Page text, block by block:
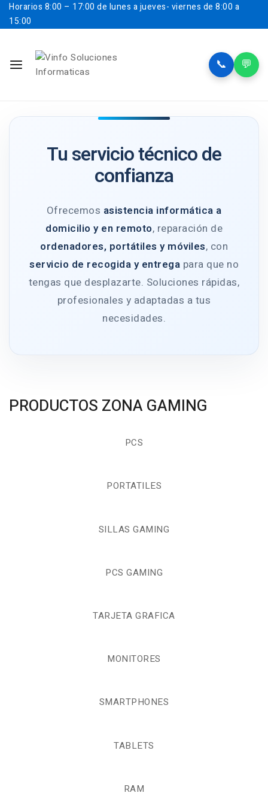
Horarios 8:00 – 17:00 de lunes a jueves- viernes de 8:00 a
15:00
📞 💬
Tu servicio técnico de
confianza
Ofrecemos asistencia informática a
domicilio y en remoto, reparación de
ordenadores, portátiles y móviles, con
servicio de recogida y entrega para que no
tengas que desplazarte. Soluciones rápidas,
profesionales y adaptadas a tus
necesidades.
PRODUCTOS ZONA GAMING
PCS
PORTATILES
SILLAS GAMING
PCS GAMING
TARJETA GRAFICA
MONITORES
SMARTPHONES
TABLETS
RAM